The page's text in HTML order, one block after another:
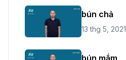
bún chả
13 thg 5, 2021
bún mắm